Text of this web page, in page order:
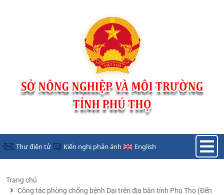
Thư điện tử Kiến nghị phản ánh English
Trang chủ
Công tác phòng chống bệnh Dại trên địa bàn tỉnh Phú Thọ (Đến